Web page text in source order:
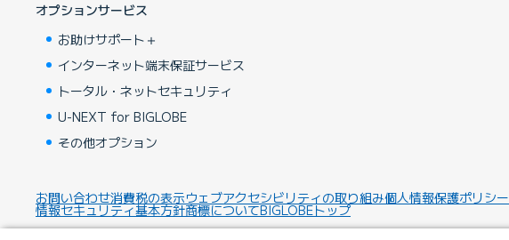
オプションサービス
お助けサポート＋
インターネット端末保証サービス
トータル・ネットセキュリティ
U-NEXT for BIGLOBE
その他オプション
お問い合わせ消費税の表示ウェブアクセシビリティの取り組み個人情報保護ポリシー
情報セキュリティ基本方針商標についてBIGLOBEトップ